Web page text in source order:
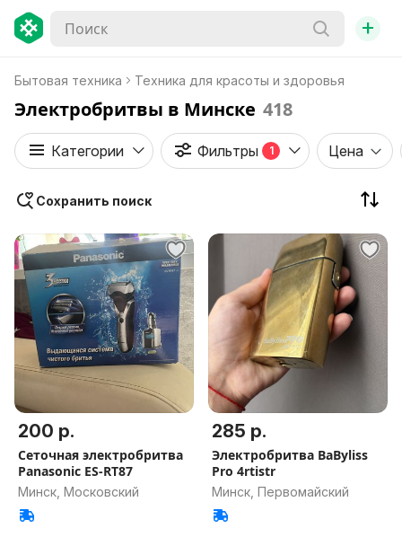
+
Бытовая техника Техника для красоты и здоровья
Электробритвы в Минске 418
Категории Фильтры 1 Цена
Сохранить поиск
200 р.
Сеточная электробритва
Panasonic ES-RT87
Минск, Московский
285 р.
Электробритва BaByliss
Pro 4rtistr
Минск, Первомайский